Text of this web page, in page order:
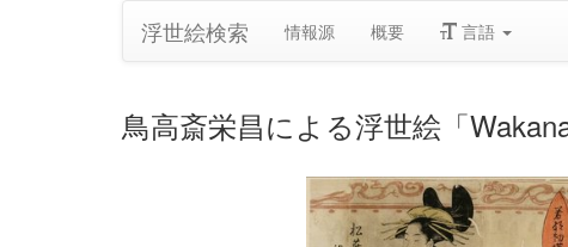
浮世絵検索 情報源 概要 言語
鳥高斎栄昌による浮世絵「